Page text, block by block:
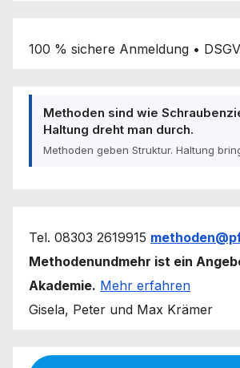
100 % sichere Anmeldung •
Methoden sind wie
Haltung dreht man durch.
Methoden geben Struktur. Haltung
Tel. 08303 2619915
Methodenundmehr ist ein
Akademie. Mehr erfahren
Gisela, Peter und Max Krämer